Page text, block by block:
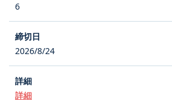
6
2026/8/24
詳細